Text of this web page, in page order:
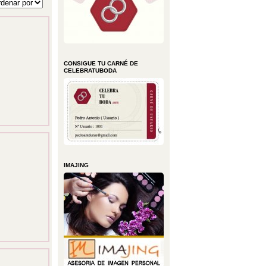
CONSIGUE TU CARNÉ DE
CELEBRATUBODA
IMAJING